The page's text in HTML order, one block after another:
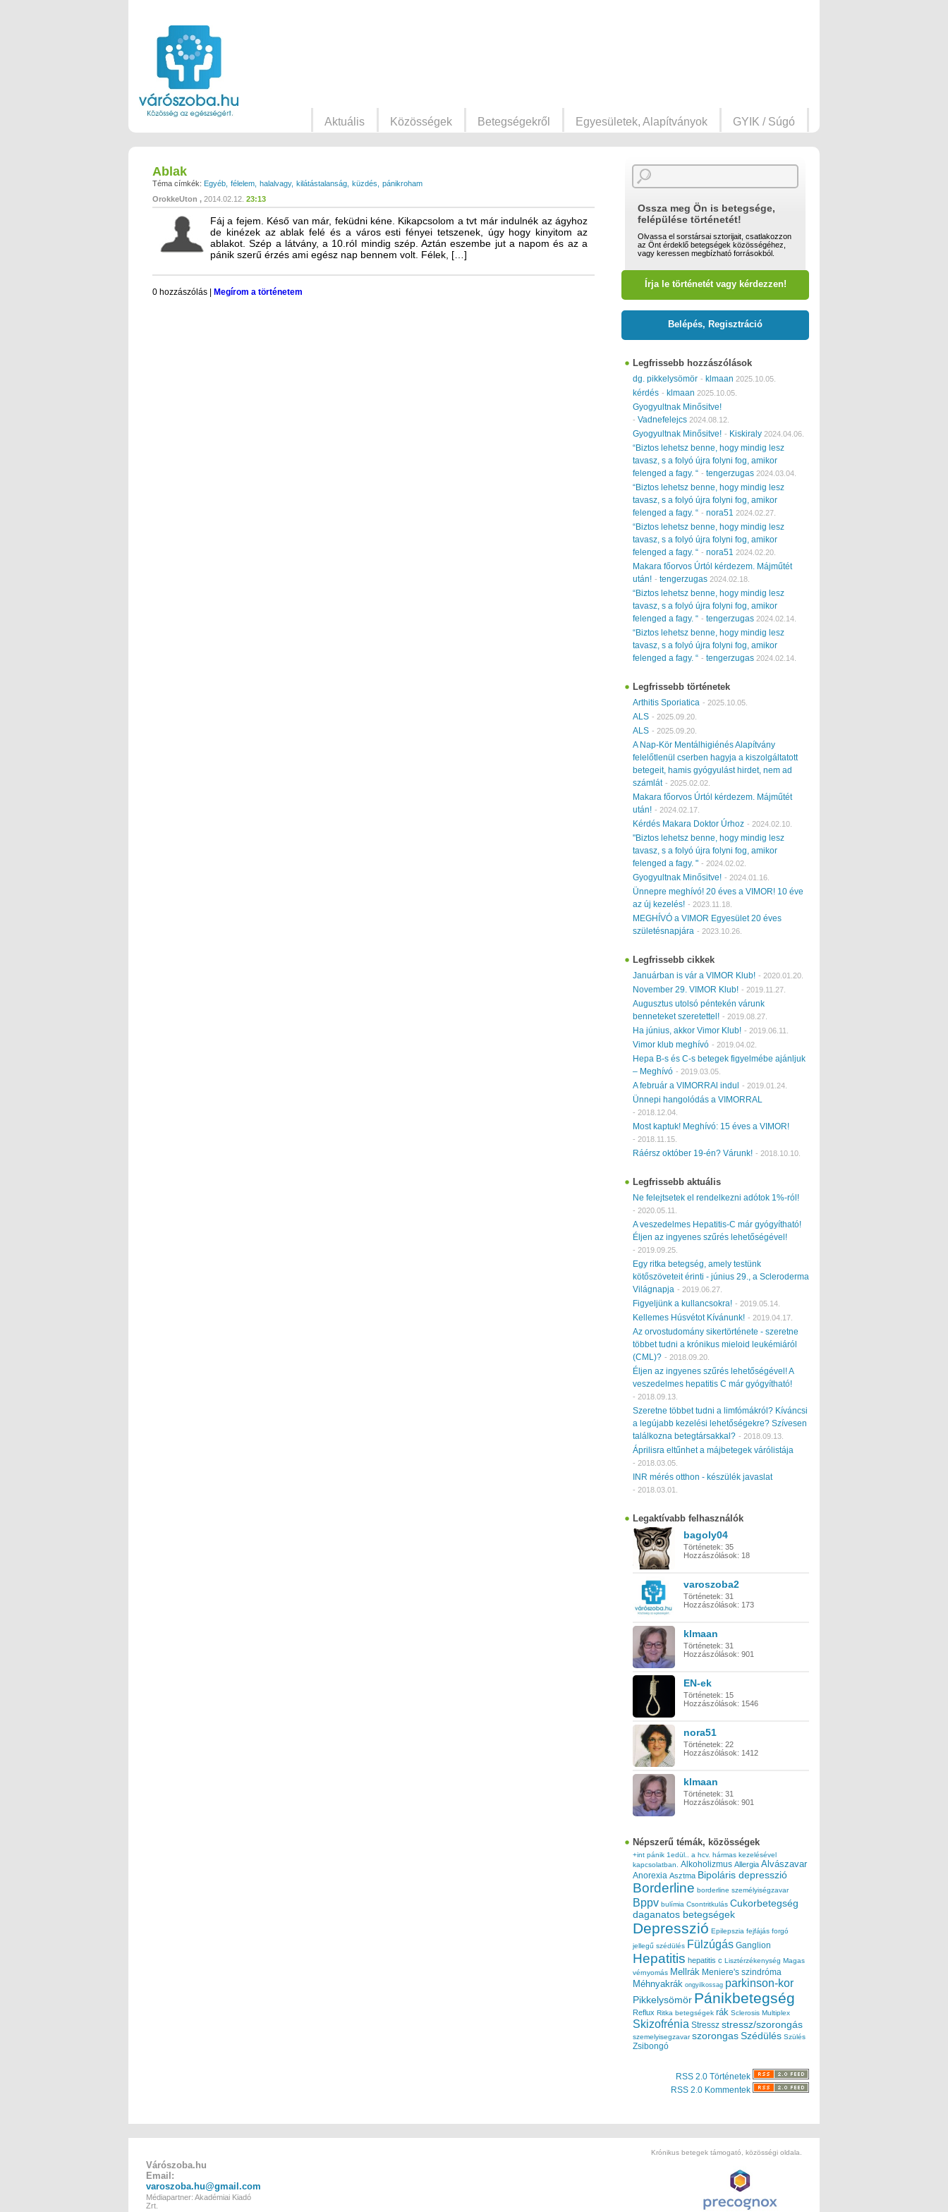
Aktuális Közösségek Betegségekről Egyesületek, Alapítványok GYIK / Súgó
Ablak
Téma címkék: Egyéb félelem halalvagy kilátástalanság küzdés
pánikroham
OrokkeUton
2014.02.12. 23:13
Fáj a fejem. Késő van már, feküdni kéne. Kikapcsolom a tvt már indulnék az ágyhoz
de kinézek az ablak felé és a város esti fényei tetszenek, úgy hogy kinyitom az
ablakot. Szép a látvány, a 10.ról mindig szép. Aztán eszembe jut a napom és az a
pánik szerű érzés ami egész nap bennem volt. Félek, […]
0 hozzászólás | Megírom a történetem
Ossza meg Ön is betegsége,
felépülése történetét!
Olvassa el sorstársai sztorijait, csatlakozzon
az Önt érdeklő betegségek közösségéhez,
vagy keressen megbízható forrásokból.
Írja le történetét vagy kérdezzen!
Belépés, Regisztráció
Legfrissebb hozzászólások
dg. pikkelysömör - klmaan 2025.10.05.
kérdés - klmaan 2025.10.05.
Gyogyultnak Minősitve!
- Vadnefelejcs 2024.08.12.
Gyogyultnak Minősitve! - Kiskiraly 2024.04.06.
“Biztos lehetsz benne, hogy mindig lesz
tavasz, s a folyó újra folyni fog, amikor
felenged a fagy. “ - tengerzugas 2024.03.04.
“Biztos lehetsz benne, hogy mindig lesz
tavasz, s a folyó újra folyni fog, amikor
felenged a fagy. “ - nora51 2024.02.27.
“Biztos lehetsz benne, hogy mindig lesz
tavasz, s a folyó újra folyni fog, amikor
felenged a fagy. “ - nora51 2024.02.20.
Makara főorvos Úrtól kérdezem. Májműtét
után! - tengerzugas 2024.02.18.
“Biztos lehetsz benne, hogy mindig lesz
tavasz, s a folyó újra folyni fog, amikor
felenged a fagy. “ - tengerzugas 2024.02.14.
“Biztos lehetsz benne, hogy mindig lesz
tavasz, s a folyó újra folyni fog, amikor
felenged a fagy. “ - tengerzugas 2024.02.14.
Legfrissebb történetek
Arthitis Sporiatica - 2025.10.05.
ALS - 2025.09.20.
ALS - 2025.09.20.
A Nap-Kör Mentálhigiénés Alapítvány
felelőtlenül cserben hagyja a kiszolgáltatott
betegeit, hamis gyógyulást hirdet, nem ad
számlát - 2025.02.02.
Makara főorvos Úrtól kérdezem. Májműtét
után! - 2024.02.17.
Kérdés Makara Doktor Úrhoz - 2024.02.10.
"Biztos lehetsz benne, hogy mindig lesz
tavasz, s a folyó újra folyni fog, amikor
felenged a fagy. " - 2024.02.02.
Gyogyultnak Minősitve! - 2024.01.16.
Ünnepre meghívó! 20 éves a VIMOR! 10 éve
az új kezelés! - 2023.11.18.
MEGHÍVÓ a VIMOR Egyesület 20 éves
születésnapjára - 2023.10.26.
Legfrissebb cikkek
Januárban is vár a VIMOR Klub! - 2020.01.20.
November 29. VIMOR Klub! - 2019.11.27.
Augusztus utolsó péntekén várunk
benneteket szeretettel! - 2019.08.27.
Ha június, akkor Vimor Klub! - 2019.06.11.
Vimor klub meghívó - 2019.04.02.
Hepa B-s és C-s betegek figyelmébe ajánljuk
– Meghívó - 2019.03.05.
A február a VIMORRAl indul - 2019.01.24.
Ünnepi hangolódás a VIMORRAL
- 2018.12.04.
Most kaptuk! Meghívó: 15 éves a VIMOR!
- 2018.11.15.
Ráérsz október 19-én? Várunk! - 2018.10.10.
Legfrissebb aktuális
Ne felejtsetek el rendelkezni adótok 1%-ról!
- 2020.05.11.
A veszedelmes Hepatitis-C már gyógyítható!
Éljen az ingyenes szűrés lehetőségével!
- 2019.09.25.
Egy ritka betegség, amely testünk
kötőszöveteit érinti - június 29., a Scleroderma
Világnapja - 2019.06.27.
Figyeljünk a kullancsokra! - 2019.05.14.
Kellemes Húsvétot Kívánunk! - 2019.04.17.
Az orvostudomány sikertörténete - szeretne
többet tudni a krónikus mieloid leukémiáról
(CML)? - 2018.09.20.
Éljen az ingyenes szűrés lehetőségével! A
veszedelmes hepatitis C már gyógyítható!
- 2018.09.13.
Szeretne többet tudni a limfómákról? Kíváncsi
a legújabb kezelési lehetőségekre? Szívesen
találkozna betegtársakkal? - 2018.09.13.
Áprilisra eltűnhet a májbetegek várólistája
- 2018.03.05.
INR mérés otthon - készülék javaslat
- 2018.03.01.
Legaktívabb felhasználók
bagoly04
Történetek: 35
Hozzászólások: 18
varoszoba2
Történetek: 31
Hozzászólások: 173
klmaan
Történetek: 31
Hozzászólások: 901
EN-ek
Történetek: 15
Hozzászólások: 1546
nora51
Történetek: 22
Hozzászólások: 1412
klmaan
Történetek: 31
Hozzászólások: 901
Népszerű témák, közösségek
+int pánik 1edül..
a hcv. hármas kezelésével
kapcsolatban.
Alkoholizmus Allergia Alvászavar
Anorexia Asztma Bipoláris depresszió
Borderline borderline személyiségzavar
Bppv bulímia Csontritkulás Cukorbetegség
daganatos betegségek
Depresszió Epilepszia fejfájás forgó
jellegű szédülés Fülzúgás Ganglion
Hepatitis hepatitis c Lisztérzékenység Magas
vérnyomás Mellrák Meniere's szindróma
Méhnyakrák ongyilkossag parkinson-kor
Pikkelysömör Pánikbetegség
Reflux Ritka betegségek rák Sclerosis Multiplex
Skizofrénia Stressz stressz/szorongás
szemelyisegzavar szorongas Szédülés Szülés
Zsibongó
RSS 2.0 Történetek
RSS 2.0 Kommentek
Várószoba.hu
Email:
varoszoba.hu@gmail.com
Médiapartner: Akadémiai Kiadó
Zrt.
Krónikus betegek támogató, közösségi oldala.